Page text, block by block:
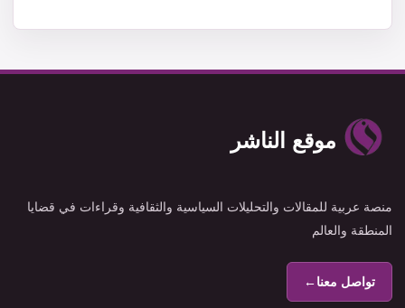
موقع الناشر
منصة عربية للمقالات والتحليلات السياسية والثقافية وقراءات في قضايا
المنطقة والعالم
تواصل معنا←